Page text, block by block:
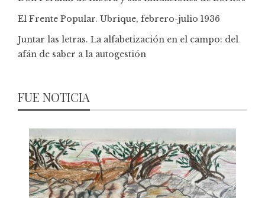
El Frente Popular. Ubrique, febrero-julio 1936
Juntar las letras. La alfabetización en el campo: del
afán de saber a la autogestión
FUE NOTICIA